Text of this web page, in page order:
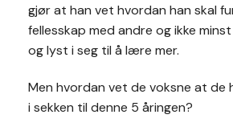
gjør at han vet hvordan han skal
fellesskap med andre og ikke
og lyst i seg til å lære mer.
Men hvordan vet de voksne at
i sekken til denne 5 åringen?